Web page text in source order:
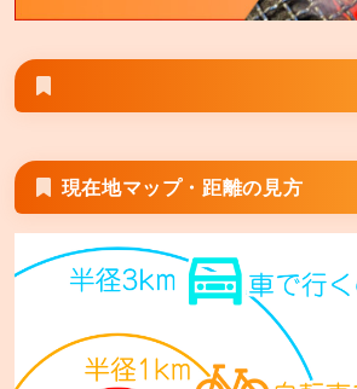
安楽亭 相模原九沢橋店
富士見市鶴馬1−13−22
安楽亭 座間店
座間市相模が丘1−5−36
安楽亭 厚木船子店
厚木市船子64−1
現在地マップ・距離の見方